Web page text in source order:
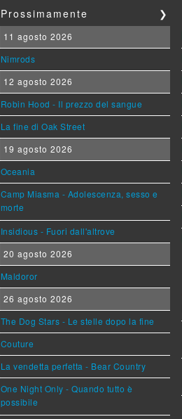
Prossimamente ❯
11 agosto 2026
Nimrods
12 agosto 2026
Robin Hood - Il prezzo del sangue
La fine di Oak Street
19 agosto 2026
Oceania
Camp Miasma - Adolescenza, sesso e
morte
Insidious - Fuori dall'altrove
20 agosto 2026
Maldoror
26 agosto 2026
The Dog Stars - Le stelle dopo la fine
Couture
La vendetta perfetta - Bear Country
One Night Only - Quando tutto è
possibile